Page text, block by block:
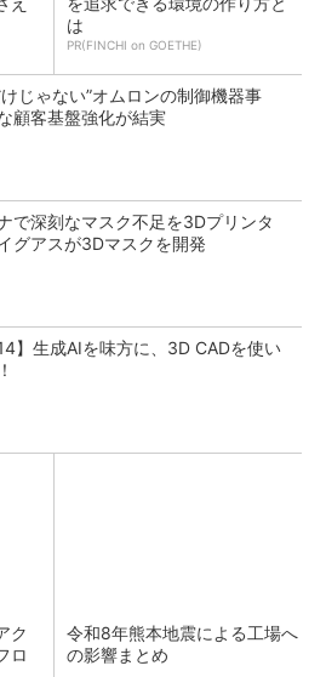
は
PR(FINCHI on GOETHE)
じゃない”オムロンの制御機器事
顧客基盤強化が結実
で深刻なマスク不足を3Dプリンタ
グアスが3Dマスクを開発
14】生成AIを味方に、3D CADを使い
ク
ロ
令和8年熊本地震による工場へ
の影響まとめ